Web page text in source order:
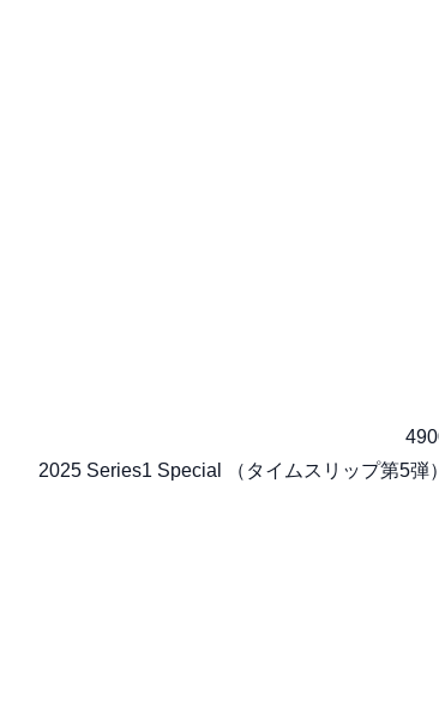
2025 Series1 Special （タイムスリップ第5弾